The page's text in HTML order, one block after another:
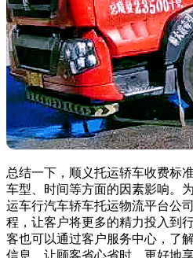
总结一下，顺义托运轿车收费标
车型、时间等方面的因素影响。
运车行汽车轿车托运物流平台公
程，让客户将更多的精力投入到
客也可以通过客户服务中心，了
信息，让顾客省心省时，更好地